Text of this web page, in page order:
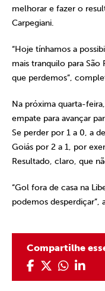
melhorar e fazer o
Carpegiani.
“Hoje tínhamos a
mais tranquilo para São
que perdemos”,
Na próxima quarta-
empate para avançar
Se perder por 1 a 0, a
Goiás por 2 a 1, por
Resultado, claro, que
“Gol fora de casa na
podemos desperdiçar”,
Compartilhe